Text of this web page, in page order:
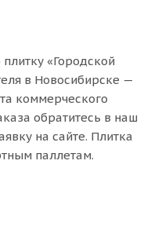
«Городской
в Новосибирске —
коммерческого
обратитесь в наш
на сайте. Плитка
паллетам.